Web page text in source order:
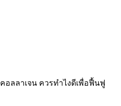
ลลาเจน ควรทําไงดีเพื่อฟื้นฟู